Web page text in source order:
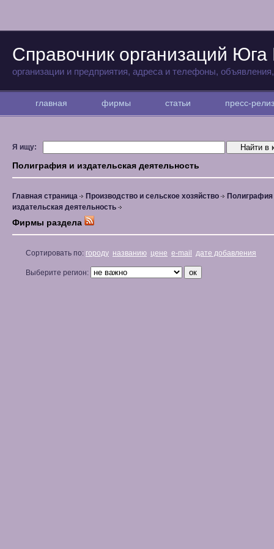
Справочник организаций Юга
организации и предприятия, адреса и телефоны,
главная фирмы статьи пресс-
Я ищу:
Полиграфия и издательская деятельность
Главная страница Производство и сельское хозяйство
Полиграфия
издательская деятельность
Фирмы раздела
Сортировать по: городу названию цене e-mail дате добавления
Выберите регион: